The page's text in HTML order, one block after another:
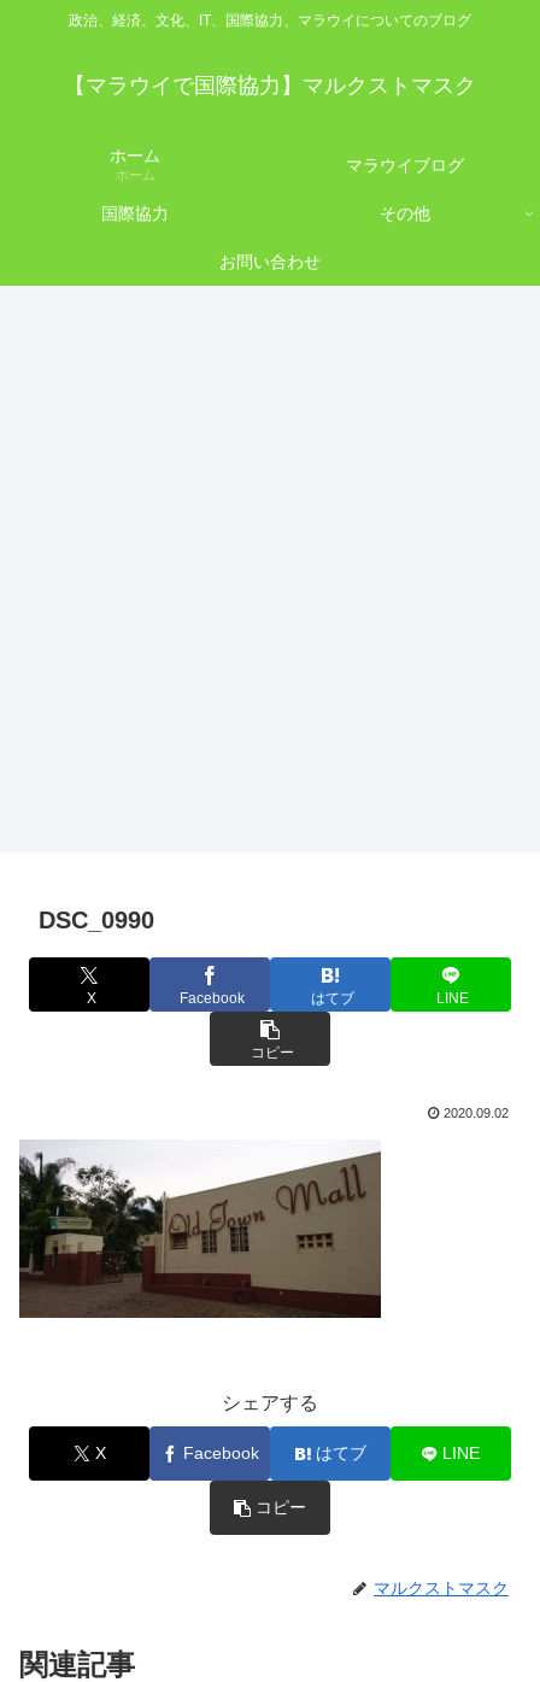
政治、経済、文化、IT、国際協力、マラウイについてのブログ
【マラウイで国際協力】マルクストマスク
ホーム
ホーム マラウイブログ
国際協力 その他
お問い合わせ
DSC_0990
X Facebook はてブ LINE
コピー
2020.09.02
シェアする
X Facebook はてブ LINE
コピー
マルクストマスク
関連記事